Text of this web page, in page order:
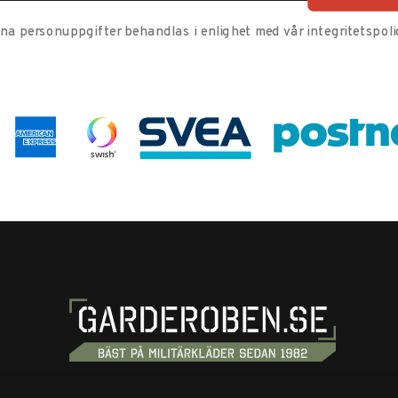
personuppgifter behandlas i enlighet med vår